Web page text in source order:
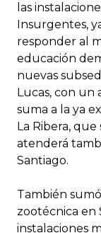
las
Insurgentes,
responder al
educación
nuevas
Lucas, con un
suma a la ya
La Ribera,
atenderá
Santiago.
También
zootécnica en
instalaciones